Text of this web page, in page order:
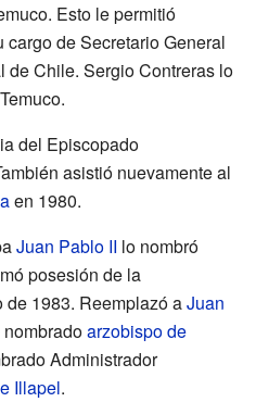
Esto le permitió
de Secretario General
Chile. Sergio Contreras lo
del Episcopado
asistió nuevamente al
en 1980.
Juan Pablo II lo nombró
posesión de la
de 1983. Reemplazó aJuan
arzobispo de
Administrador
Illapel.